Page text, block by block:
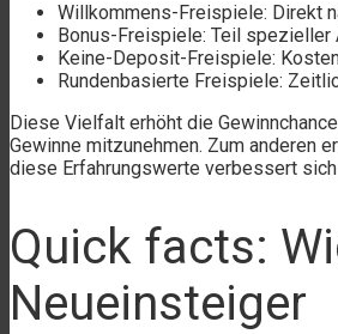
Willkommens-Freispiele: Direkt
Bonus-Freispiele: Teil spezieller
Keine-Deposit-Freispiele:
Rundenbasierte Freispiele:
Diese Vielfalt erhöht die
Gewinne mitzunehmen. Zum anderen
diese Erfahrungswerte verbessert
Quick facts:
Neueinsteiger